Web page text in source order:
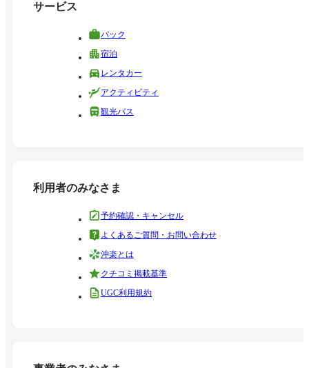
サービス
パック
宿泊
レンタカー
アクティビティ
観光バス
利用者のみなさま
予約確認・キャンセル
よくあるご質問・お問い合わせ
沖楽とは
クチコミ掲載基準
UGC利用規約